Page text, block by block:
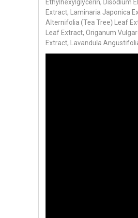
Ethylhexylglycerin, Disodium
Extract, Laminaria Japonica
Alternifolia (Tea Tree) Leaf
Leaf Extract, Origanum
Extract, Lavandula